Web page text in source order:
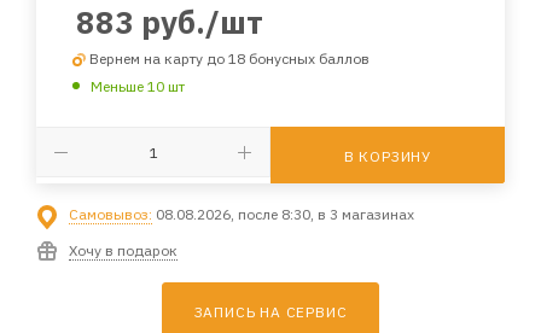
883 руб./шт
Вернем на карту до 18 бонусных баллов
Меньше 10 шт
В КОРЗИНУ
Самовывоз: 08.08.2026, после 8:30, в 3 магазинах
Хочу в подарок
ЗАПИСЬ НА СЕРВИС